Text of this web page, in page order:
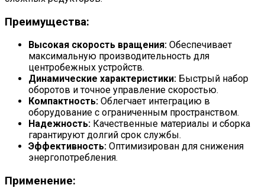
Преимущества:
Высокая скорость вращения: Обеспечивает
максимальную производительность для
центробежных устройств.
Динамические характеристики: Быстрый набор
оборотов и точное управление скоростью.
Компактность: Облегчает интеграцию в
оборудование с ограниченным пространством.
Надежность: Качественные материалы и сборка
гарантируют долгий срок службы.
Эффективность: Оптимизирован для снижения
энергопотребления.
Применение: